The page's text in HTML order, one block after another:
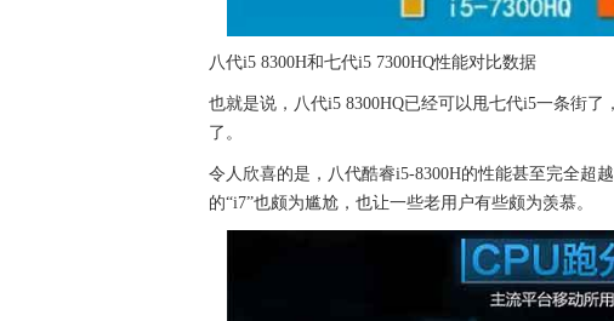
八代i5 8300H和七代i5 7300HQ性能对比数据
也就是说，八代i5 8300HQ已经可以甩七代i5一条街
了。
令人欣喜的是，八代酷睿i5-8300H的性能甚至完全超
的“i7”也颇为尴尬，也让一些老用户有些颇为羡慕。